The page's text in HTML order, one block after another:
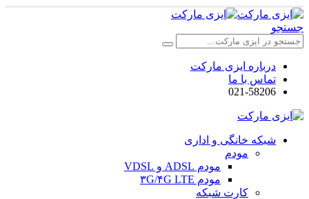
جستجو
درباره ایزی مارکت
تماس با ما
021-58206
شبکه خانگی و اداری
مودم
مودم ADSL و VDSL
مودم ۳G/۴G LTE
کارت شبکه